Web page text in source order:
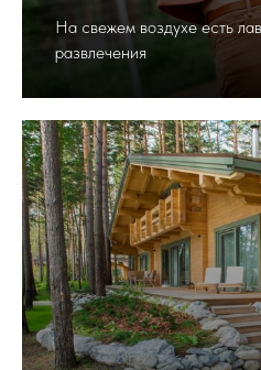
На свежем воздухе есть
развлечения